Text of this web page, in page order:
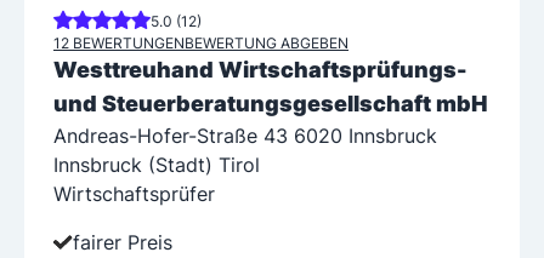
5.0 (12)
12 BEWERTUNGENBEWERTUNG ABGEBEN
Westtreuhand Wirtschaftsprüfungs-
und Steuerberatungsgesellschaft mbH
Andreas-Hofer-Straße 43 6020 Innsbruck
Innsbruck (Stadt) Tirol
Wirtschaftsprüfer
fairer Preis